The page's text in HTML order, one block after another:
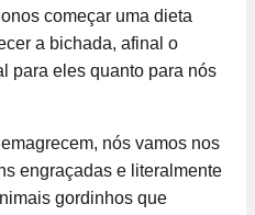
começar uma dieta
a bichada, afinal o
para eles quanto para nós
nós vamos nos
engraçadas e literalmente
gordinhos que